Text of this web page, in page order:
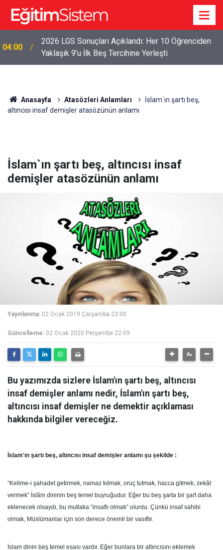
04:00
2026 LGS Sonuçları Açıklandı: Her 10 Öğrenciden
Yaklaşık 9’u İlk Beş Tercihine Yerleşti
Anasayfa Atasözleri Anlamları
İslam`ın şartı beş,
altıncısı insaf demişler atasözünün anlamı
İslam`ın şartı beş, altıncısı insaf
demişler atasözünün anlamı
Yayınlanma: 02 Ocak 2019 Çarşamba 23:00
Güncelleme: 02 Ocak 2020 Perşembe 22:09
Bu yazımızda sizlere İslam'ın şartı beş, altıncısı
insaf demişler anlamı nedir, İslam'ın şartı beş,
altıncısı insaf demişler ne demektir açıklaması
hakkında bilgiler vereceğiz.
İslam'ın şartı beş, altıncısı insaf demişler anlamı şu şekilde :
“Kelime-i şahadet getirmek, namaz kılmak, oruç tutmak, hacca gitmek, zekât
vermek” İslâm dininin beş temel buyruğudur. Eğer bu beş şarta bir şart daha
eklenecek olsaydı, bu mutlaka “insaflı olmak” olurdu. Çünkü insaf sahibi
olmak, Müslümanlar için son derece önemli bir vasıftır.
İslam dinin beş temel esası vardır. Eğer bunlara bir altıncısını eklemek